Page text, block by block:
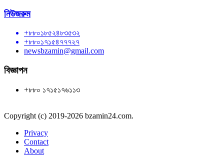
নিউজরুম
+৮৮০১৮৫২৪৮৩৫৩২
+৮৮০১৭১৫৪৭৭৭২৭
newsbzamin@gmail.com
বিজ্ঞাপন
+৮৮০ ১৭১৫১৭৬১১৩
Copyright (c) 2019-2026 bzamin24.com.
Privacy
Contact
About